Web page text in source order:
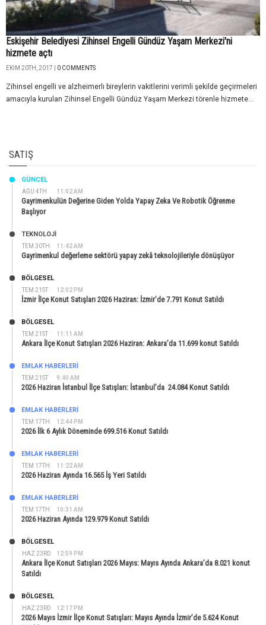
Eskişehir Belediyesi Zihinsel Engelli Gündüz Yaşam Merkezi'ni
hizmete açtı
EKIM 20TH, 2017 | 0 COMMENTS
Zihinsel engelli ve alzheimerlı bireylerin vakitlerini verimli şekilde geçirmeleri
amacıyla kurulan Zihinsel Engelli Gündüz Yaşam Merkezi törenle hizmete...
SATIŞ
AĞU 4TH 11:02 AM
GÜNCEL
Gayrimenkulün Değerine Giden Yolda Yapay Zeka Ve Robotik Öğrenme
Başlıyor
TEM 30TH 11:42 AM
TEKNOLOJİ
Gayrimenkul değerleme sektörü yapay zekâ teknolojileriyle dönüşüyor
TEM 21ST 12:02 PM
BÖLGESEL
İzmir İlçe Konut Satışları 2026 Haziran: İzmir’de 7.791 Konut Satıldı
TEM 21ST 11:11 AM
BÖLGESEL
Ankara İlçe Konut Satışları 2026 Haziran: Ankara’da 11.699 konut Satıldı
TEM 21ST 9:40 AM
EMLAK HABERLERI
2026 Haziran İstanbul İlçe Satışları: İstanbul’da 24.084 Konut Satıldı
TEM 17TH 12:44 PM
EMLAK HABERLERI
2026 İlk 6 Aylık Döneminde 699.516 Konut Satıldı
TEM 17TH 11:22 AM
EMLAK HABERLERI
2026 Haziran Ayında 16.565 İş Yeri Satıldı
TEM 17TH 10:31 AM
EMLAK HABERLERI
2026 Haziran Ayında 129.979 Konut Satıldı
HAZ 23RD 12:59 PM
BÖLGESEL
Ankara İlçe Konut Satışları 2026 Mayıs: Mayıs Ayında Ankara’da 8.021 konut
Satıldı
HAZ 23RD 12:17 PM
BÖLGESEL
2026 Mayıs İzmir İlçe Konut Satışları: Mayıs Ayında İzmir’de 5.624 Konut